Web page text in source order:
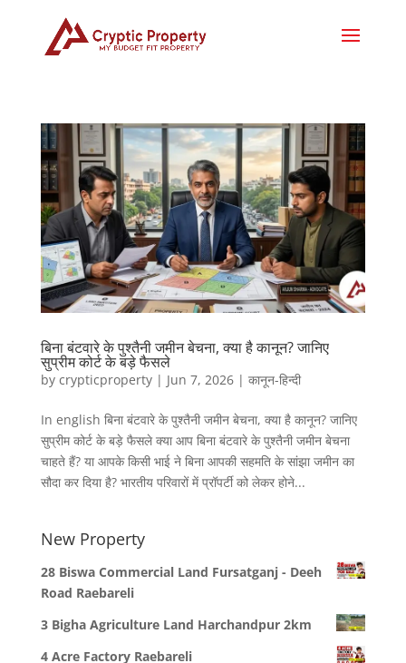
बिना बंटवारे के पुश्तैनी जमीन बेचना, क्या है कानून? जानिए
सुप्रीम कोर्ट के बड़े फैसले
by crypticproperty| Jun 7, 2026| कानून-हिन्दी
In english बिना बंटवारे के पुश्तैनी जमीन बेचना, क्या है कानून? जानिए
सुप्रीम कोर्ट के बड़े फैसले क्या आप बिना बंटवारे के पुश्तैनी जमीन बेचना
चाहते हैं? या आपके किसी भाई ने बिना आपकी सहमति के सांझा जमीन का
सौदा कर दिया है? भारतीय परिवारों में प्रॉपर्टी को लेकर होने...
New Property
28 Biswa Commercial Land Fursatganj - Deeh
Road Raebareli
3 Bigha Agriculture Land Harchandpur 2km
4 Acre Factory Raebareli